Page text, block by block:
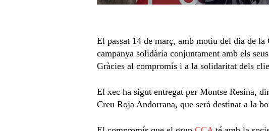
El passat 14 de març, amb motiu del dia de
campanya solidària conjuntament amb els
Gràcies al compromís i a la solidaritat dels
El xec ha sigut entregat per Montse Resina,
Creu Roja Andorrana, que serà destinat a la